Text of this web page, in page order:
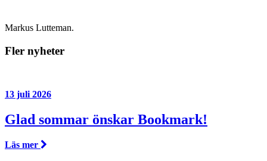
Markus Lutteman.
Fler nyheter
13 juli 2026
Glad sommar önskar Bookmark!
Läs mer